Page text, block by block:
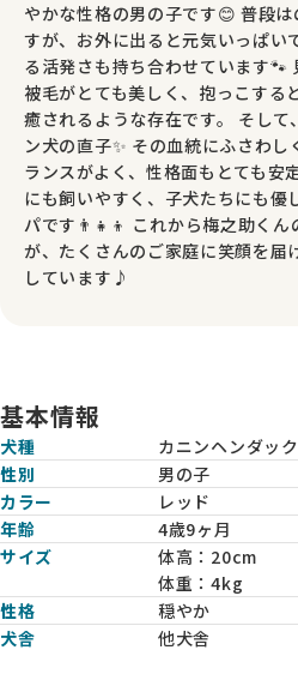
やかな性格の男の子です😊 普段
すが、お外に出ると元気いっぱい
る活発さも持ち合わせています🐾
被毛がとても美しく、抱っこする
癒されるような存在です。 そし
ン犬の直子✨ その血統にふさわ
ランスがよく、性格面もとても安
にも飼いやすく、子犬たちにも優
パです👨‍👧‍👦 これから梅之助く
が、たくさんのご家庭に笑顔を届
しています♪
基本情報
犬種
カニンヘンダッ
性別
男の子
カラー
レッド
年齢
4歳9ヶ月
サイズ
体高： 20cm
体重：4kg
性格
穏やか
犬舎
他犬舎